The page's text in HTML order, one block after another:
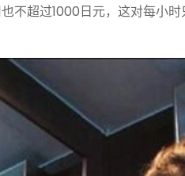
不超过1000日元，这对每小